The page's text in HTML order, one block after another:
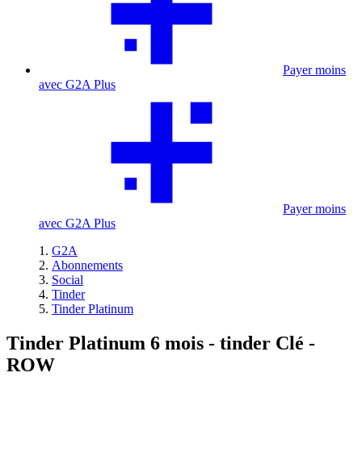
Payer moins
avec G2A Plus
Payer moins
avec G2A Plus
G2A
Abonnements
Social
Tinder
Tinder Platinum
Tinder Platinum 6 mois - tinder Clé -
ROW